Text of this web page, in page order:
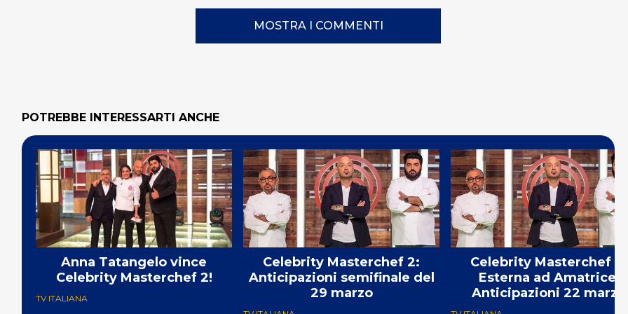
MOSTRA I COMMENTI
POTREBBE INTERESSARTI ANCHE
Anna Tatangelo vince
Celebrity Masterchef 2!
TV ITALIANA
Celebrity Masterchef 2:
Anticipazioni semifinale del
29 marzo
Celebrity Masterchef 2:
Esterna ad Amatrice,
Anticipazioni 22 marzo